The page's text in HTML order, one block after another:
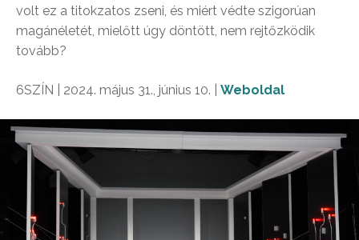
volt ez a titokzatos zseni, és miért védte szigorúan
magánéletét, mielőtt úgy döntött, nem rejtőzködik
tovább?
6SZÍN | 2024. május 31., június 10. | Weboldal